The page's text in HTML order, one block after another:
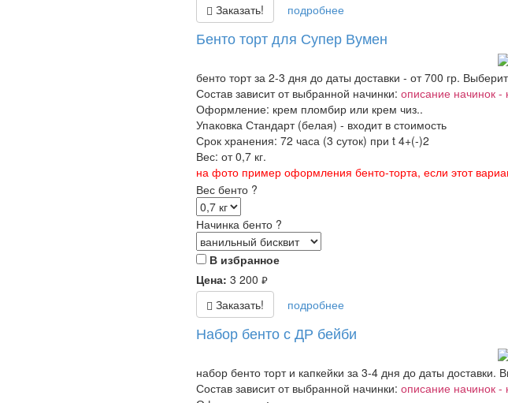
Заказать! подробнее
Бенто торт для Супер Вумен
бенто торт за 2-3 дня до даты доставки - от 700 гр.
Состав зависит от выбранной начинки: описание начинок -
Оформление: крем пломбир или крем чиз..
Упаковка Стандарт (белая) - входит в стоимость
Срок хранения: 72 часа (3 суток) при t 4+(-)2
Вес: от 0,7 кг.
на фото пример оформления бенто-торта, если этот
Вес бенто ?
Начинка бенто ?
В избранное
Цена: 3 200 руб.
Заказать! подробнее
Набор бенто с ДР бейби
набор бенто торт и капкейки за 3-4 дня до даты доставки.
Состав зависит от выбранной начинки: описание начинок -